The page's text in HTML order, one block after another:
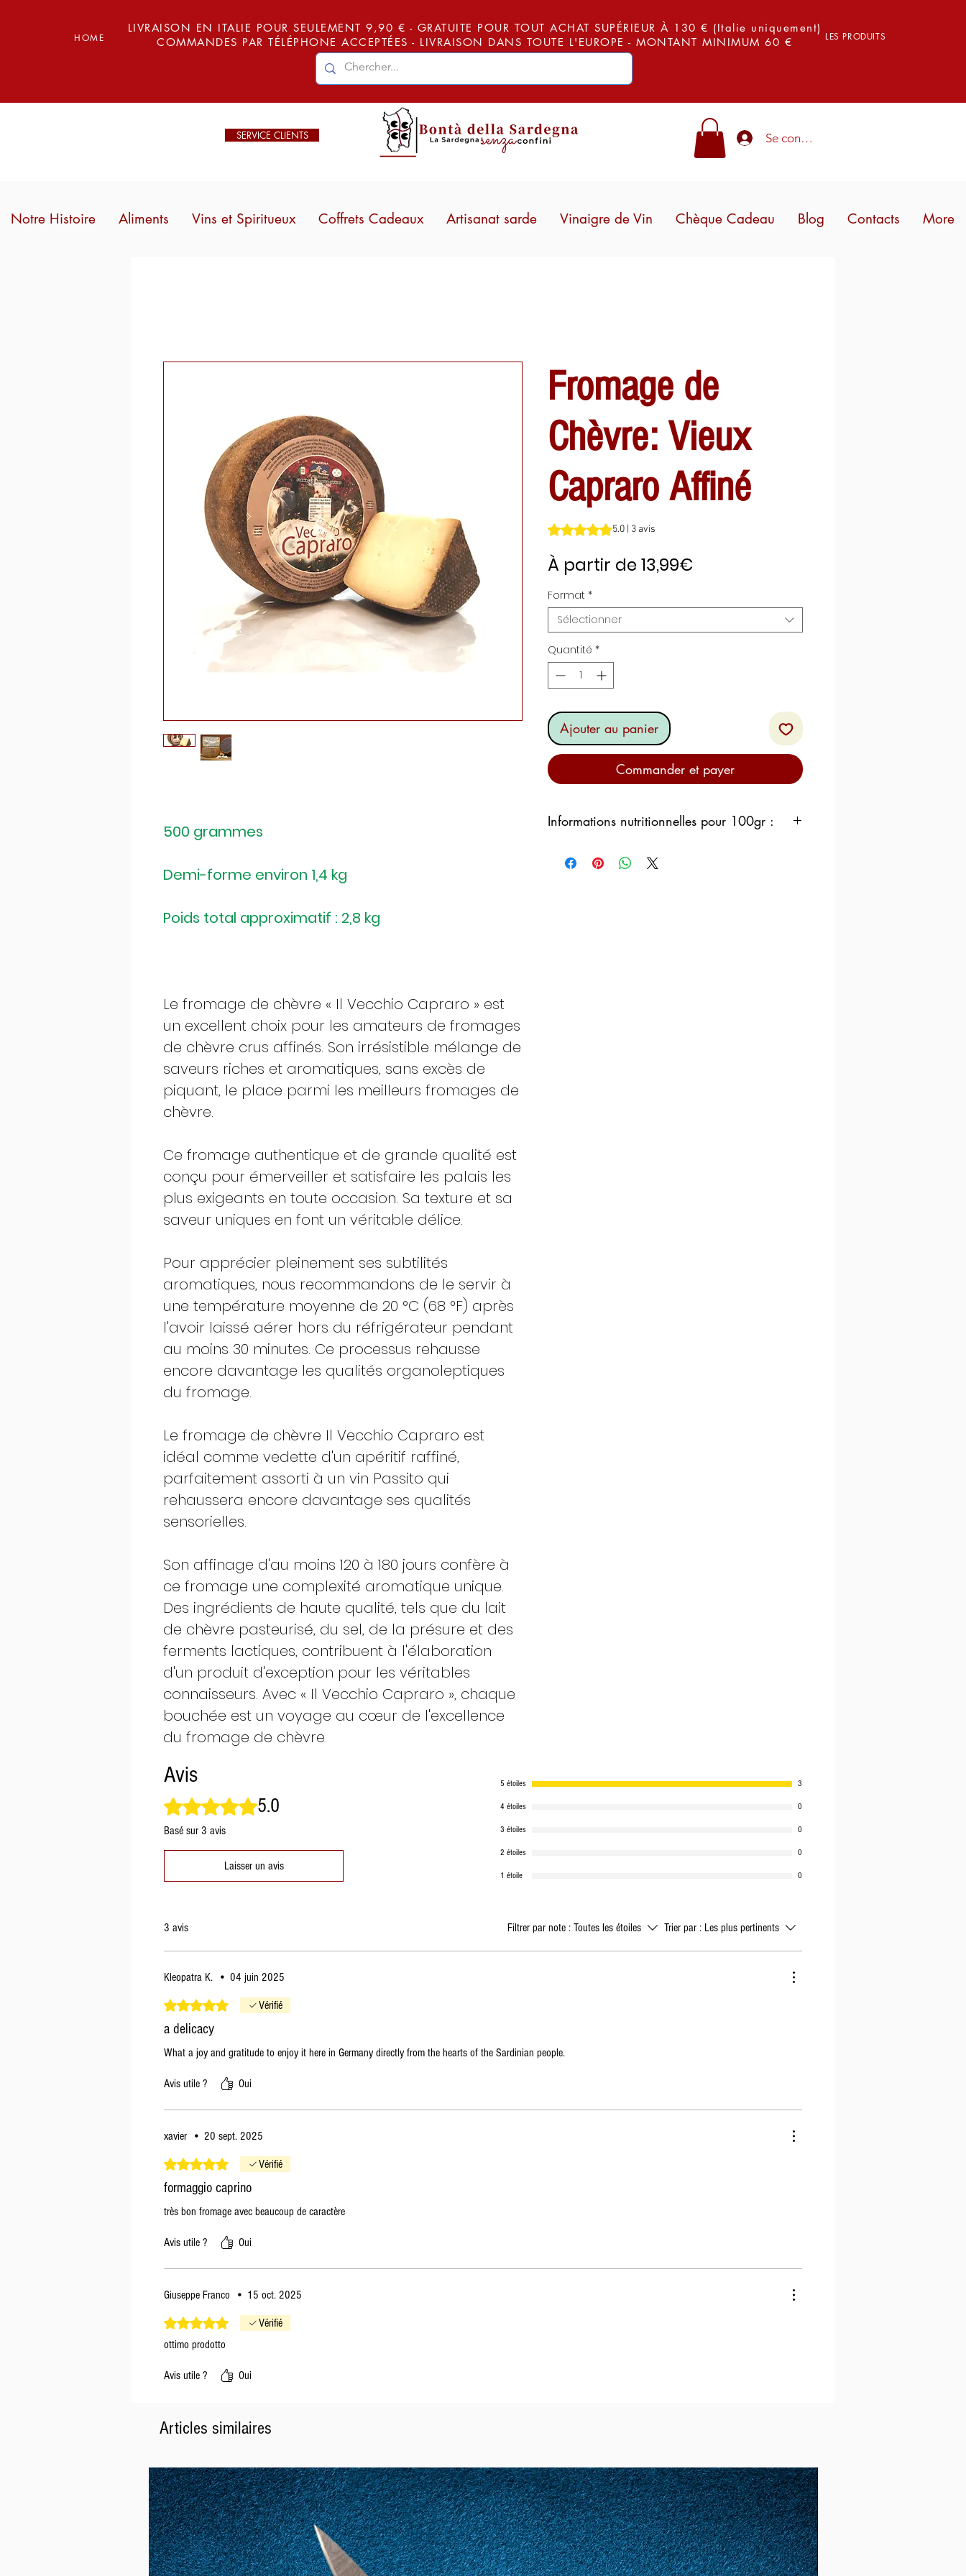
HOME
LIVRAISON EN ITALIE POUR SEULEMENT 9,90 € - GRATUITE POUR TOUT ACHAT SUPÉRIEUR À 130 € (Italie uniquement)
COMMANDES PAR TÉLÉPHONE ACCEPTÉES - LIVRAISON DANS TOUTE L'EUROPE - MONTANT MINIMUM 60 €
LES PRODUITS
SERVICE CLIENTS Se connecter
Notre Histoire Aliments Vins et Spiritueux Coffrets Cadeaux Artisanat sarde Vinaigre de Vin Chèque Cadeau Blog Contacts More
500 grammes
Demi-forme environ 1,4 kg
Poids total approximatif : 2,8 kg
Le fromage de chèvre « Il Vecchio Capraro » est
un excellent choix pour les amateurs de fromages
de chèvre crus affinés. Son irrésistible mélange de
saveurs riches et aromatiques, sans excès de
piquant, le place parmi les meilleurs fromages de
chèvre.
Ce fromage authentique et de grande qualité est
conçu pour émerveiller et satisfaire les palais les
plus exigeants en toute occasion. Sa texture et sa
saveur uniques en font un véritable délice.
Pour apprécier pleinement ses subtilités
aromatiques, nous recommandons de le servir à
une température moyenne de 20 °C (68 °F) après
l'avoir laissé aérer hors du réfrigérateur pendant
au moins 30 minutes. Ce processus rehausse
encore davantage les qualités organoleptiques
du fromage.
Le fromage de chèvre Il Vecchio Capraro est
idéal comme vedette d'un apéritif raffiné,
parfaitement assorti à un vin Passito qui
rehaussera encore davantage ses qualités
sensorielles.
Son affinage d'au moins 120 à 180 jours confère à
ce fromage une complexité aromatique unique.
Des ingrédients de haute qualité, tels que du lait
de chèvre pasteurisé, du sel, de la présure et des
ferments lactiques, contribuent à l'élaboration
d'un produit d'exception pour les véritables
connaisseurs. Avec « Il Vecchio Capraro », chaque
bouchée est un voyage au cœur de l'excellence
du fromage de chèvre.
Fromage de
Chèvre: Vieux
Capraro Affiné
La note est de 5.0 sur cinq étoiles selon 3 avis
5.0 | 3 avis
À partir de 13,99€
Format *
Sélectionner
Quantité *
Ajouter au panier
Commander et payer
Informations nutritionnelles pour 100gr :
MATIÈRES GRASSES TOTALES :
Avis
Noté 5 sur 5. 5.0
Basé sur 3 avis
Laisser un avis
5 étoiles 3
4 étoiles 0
3 étoiles 0
2 étoiles 0
1 étoile 0
3 avis Filtrer par note : Toutes les étoiles Trier par : Les plus pertinents
Kleopatra K. • 04 juin 2025
Noté 5 sur 5. Vérifié
a delicacy
What a joy and gratitude to enjoy it here in Germany directly from the hearts of the Sardinian people.
Avis utile ? Oui
xavier • 20 sept. 2025
Noté 5 sur 5. Vérifié
formaggio caprino
très bon fromage avec beaucoup de caractère
Avis utile ? Oui
Giuseppe Franco • 15 oct. 2025
Noté 5 sur 5.
Vérifié
ottimo prodotto
Avis utile ? Oui
Articles similaires